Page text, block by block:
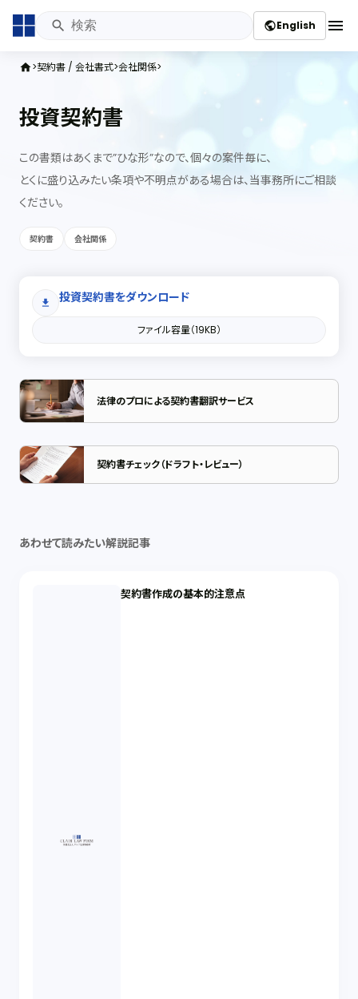
publicEnglish menu
home 契約書 / 会社書式 会社関係
投資契約書
この書類はあくまで”ひな形”なので、個々の案件毎に、
とくに盛り込みたい条項や不明点がある場合は、当事務所にご相談
ください。
契約書 会社関係
download 投資契約書をダウンロード
ファイル容量（19KB）
法律のプロによる契約書翻訳サービス
契約書チェック（ドラフト・レビュー）
あわせて読みたい解説記事
契約書作成の基本的注意点